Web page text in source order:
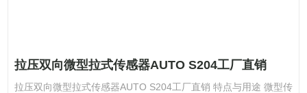
拉压双向微型拉式传感器AUTO S204工厂直销
拉压双向微型拉式传感器AUTO S204工厂直销 特点与用途 微型传